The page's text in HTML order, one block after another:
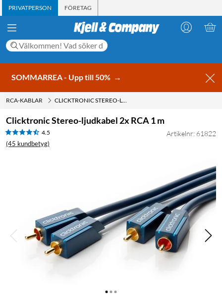
PRIVATPERSON FÖRETAG
SOMMARREA - Upp till 50% →
RCA-KABLAR CLICKTRONIC STEREO-LJUDKABEL 2X RCA 1 M
Clicktronic Stereo-ljudkabel 2x RCA 1 m
4.5
(45 kundbetyg)
Artikelnr: 61822